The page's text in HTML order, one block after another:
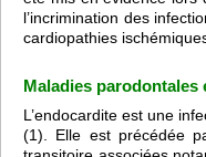
l’incrimination des
cardiopathies
Maladies parodontales
L’endocardite est une
(1). Elle est précédée